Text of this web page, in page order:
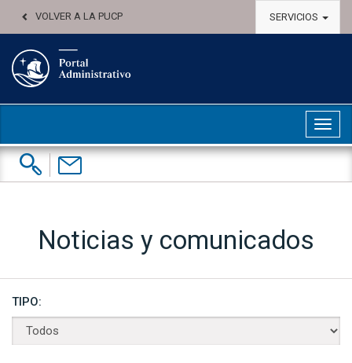
VOLVER A LA PUCP SERVICIOS
Buscar:
Contáctenos
Noticias y comunicados
TIPO: